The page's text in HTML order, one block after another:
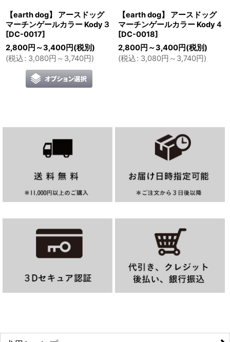
【earth dog】 アースドッグ
マーチンゲールカラー Kody３
[DC-0017]
2,800円 ～3,400円(税別)
(税込: 3,080円 ～3,740円)
【earth dog】 アースドッグ
マーチンゲールカラー Kody４
[DC-0018]
2,800円 ～3,400円(税別)
(税込: 3,080円 ～3,740円)